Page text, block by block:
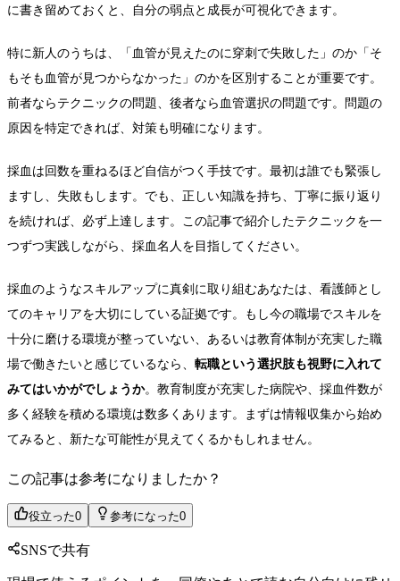
に書き留めておくと、自分の弱点と成長が可視化できます。
特に新人のうちは、「血管が見えたのに穿刺で失敗した」のか「そ
もそも血管が見つからなかった」のかを区別することが重要です。
前者ならテクニックの問題、後者なら血管選択の問題です。問題の
原因を特定できれば、対策も明確になります。
採血は回数を重ねるほど自信がつく手技です。最初は誰でも緊張し
ますし、失敗もします。でも、正しい知識を持ち、丁寧に振り返り
を続ければ、必ず上達します。この記事で紹介したテクニックを一
つずつ実践しながら、採血名人を目指してください。
採血のようなスキルアップに真剣に取り組むあなたは、看護師とし
てのキャリアを大切にしている証拠です。もし今の職場でスキルを
十分に磨ける環境が整っていない、あるいは教育体制が充実した職
場で働きたいと感じているなら、 転職という選択肢も視野に入れて
みてはいかがでしょうか。教育制度が充実した病院や、採血件数が
多く経験を積める環境は数多くあります。まずは情報収集から始め
てみると、新たな可能性が見えてくるかもしれません。
この記事は参考になりましたか？
役立った0 参考になった0
SNSで共有